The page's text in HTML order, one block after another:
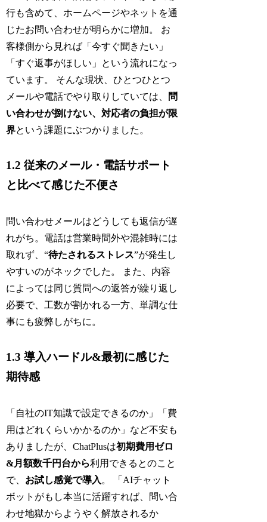
行も含めて、ホームページやネットを通
じたお問い合わせが明らかに増加。 お
客様側から見れば「今すぐ聞きたい」
「すぐ返事がほしい」という流れになっ
ています。 そんな現状、ひとつひとつ
メールや電話でやり取りしていては、
問
い合わせが捌けない、対応者の負担が限
界という課題にぶつかりました。
1.2 従来のメール・電話サポート
と比べて感じた不便さ
問い合わせメールはどうしても返信が遅
れがち。電話は営業時間外や混雑時には
取れず、“待たされるストレス”が発生し
やすいのがネックでした。 また、内容
によっては同じ質問への返答が繰り返し
必要で、工数が割かれる一方、単調な仕
事にも疲弊しがちに。
1.3 導入ハードル&最初に感じた
期待感
「自社のIT知識で設定できるのか」「費
用はどれくらいかかるのか」など不安も
ありましたが、ChatPlusは初期費用ゼロ
&月額数千円台から利用できるとのこと
で、 お試し感覚で導入 。 「AIチャット
ボットがもし本当に活躍すれば、問い合
わせ地獄からようやく解放されるか